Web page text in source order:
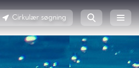
Cirkulær søgning